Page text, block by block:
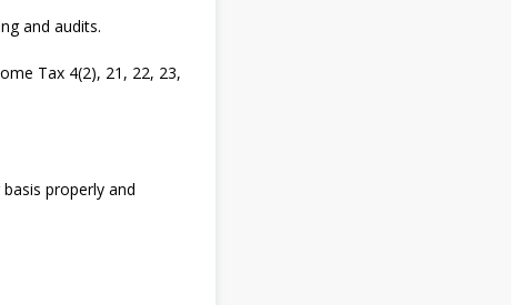
and audits.
Tax 4(2), 21, 22, 23,
properly and